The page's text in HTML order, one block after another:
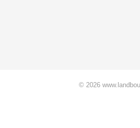
© 2026